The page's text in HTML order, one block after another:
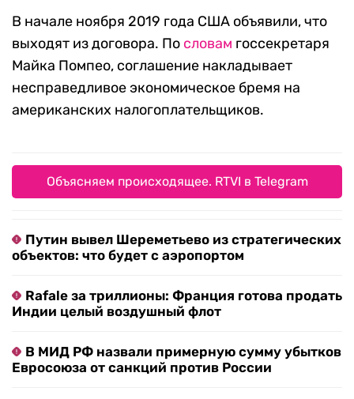
В начале ноября 2019 года США объявили, что
выходят из договора. По словам госсекретаря
Майка Помпео, соглашение накладывает
несправедливое экономическое бремя на
американских налогоплательщиков.
Объясняем происходящее. RTVI в Telegram
Путин вывел Шереметьево из стратегических
объектов: что будет с аэропортом
Rafale за триллионы: Франция готова продать
Индии целый воздушный флот
В МИД РФ назвали примерную сумму убытков
Евросоюза от санкций против России